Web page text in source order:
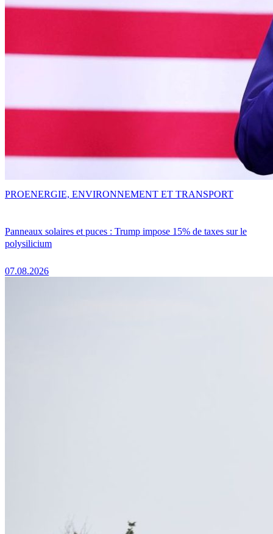
Panneaux solaires et puces : Trump impose 15% de taxes sur le
polysilicium
07.08.2026
PROENERGIE, ENVIRONNEMENT ET TRANSPORT